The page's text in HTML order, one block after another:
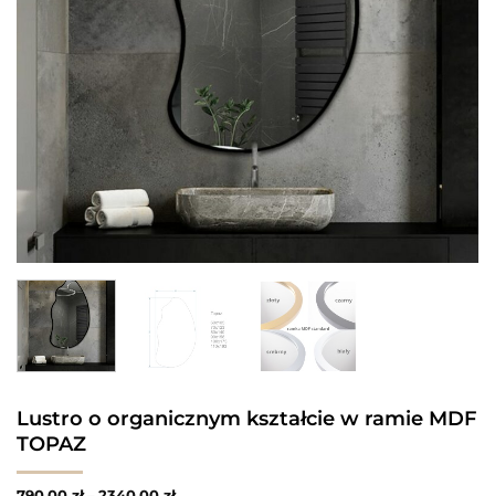
Lustro o organicznym kształcie w ramie MDF
TOPAZ